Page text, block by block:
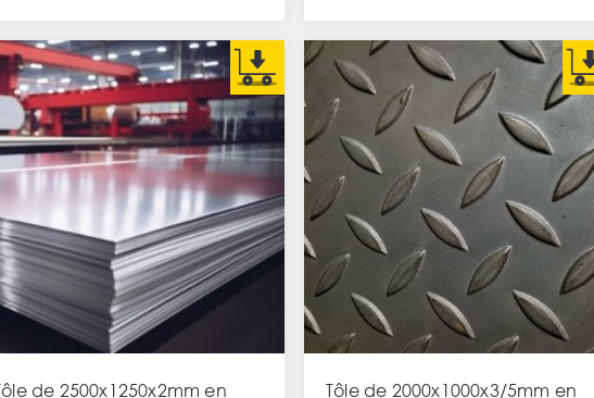
de 2500x1250x2mm en
Tôle de 2000x1000x3/5mm en